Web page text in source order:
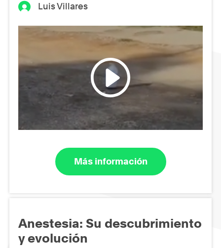
Luis Villares
Más información
Anestesia: Su descubrimiento
y evolución